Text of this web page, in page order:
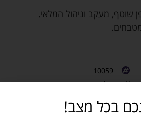
שוטף, מעקב וניהול המלאי.
10059
ללא ניסיון / קמעונאות
השרון
בכל מצב!